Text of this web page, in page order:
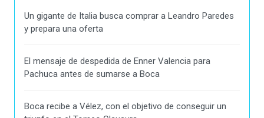
Un gigante de Italia busca comprar a Leandro Paredes
y prepara una oferta
El mensaje de despedida de Enner Valencia para
Pachuca antes de sumarse a Boca
Boca recibe a Vélez, con el objetivo de conseguir un